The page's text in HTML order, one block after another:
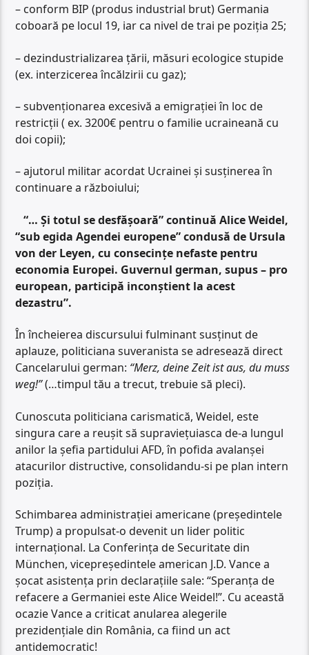
– conform BIP (produs industrial brut) Germania
coboară pe locul 19, iar ca nivel de trai pe poziția 25;
– dezindustrializarea țării, măsuri ecologice stupide
(ex. interzicerea încălzirii cu gaz);
– subvenționarea excesivă a emigrației în loc de
restricții ( ex. 3200€ pentru o familie ucraineană cu
doi copii);
– ajutorul militar acordat Ucrainei și susținerea în
continuare a războiului;
“… Și totul se desfășoară” continuă Alice Weidel,
“sub egida Agendei europene” condusă de Ursula
von der Leyen, cu consecințe nefaste pentru
economia Europei. Guvernul german, supus – pro
european, participă inconștient la acest
dezastru”.
În încheierea discursului fulminant susținut de
aplauze, politiciana suveranista se adresează direct
Cancelarului german: “Merz, deine Zeit ist aus, du muss
weg!”(…timpul tău a trecut, trebuie să pleci).
Cunoscuta politiciana carismatică, Weidel, este
singura care a reușit să supraviețuiasca de-a lungul
anilor la șefia partidului AFD, în pofida avalanșei
atacurilor distructive, consolidandu-si pe plan intern
poziția.
Schimbarea administrației americane (președintele
Trump) a propulsat-o devenit un lider politic
internațional. La Conferința de Securitate din
München, vicepreședintele american J.D. Vance a
șocat asistența prin declarațiile sale: “Speranța de
refacere a Germaniei este Alice Weidel!”. Cu această
ocazie Vance a criticat anularea alegerile
prezidențiale din România, ca fiind un act
antidemocratic!